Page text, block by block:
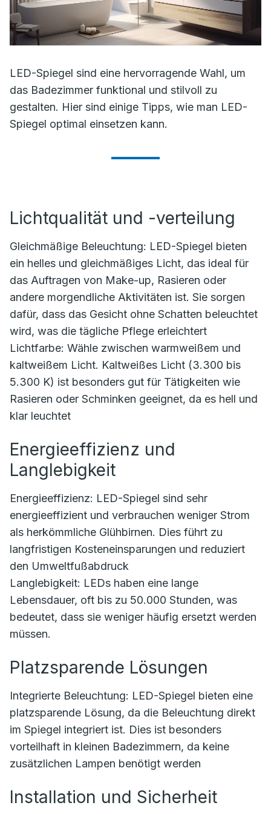
LED-Spiegel sind eine hervorragende Wahl, um
das Badezimmer funktional und stilvoll zu
gestalten. Hier sind einige Tipps, wie man LED-
Spiegel optimal einsetzen kann.
Lichtqualität und -verteilung
Gleichmäßige Beleuchtung: LED-Spiegel bieten
ein helles und gleichmäßiges Licht, das ideal für
das Auftragen von Make-up, Rasieren oder
andere morgendliche Aktivitäten ist. Sie sorgen
dafür, dass das Gesicht ohne Schatten beleuchtet
wird, was die tägliche Pflege erleichtert
Lichtfarbe: Wähle zwischen warmweißem und
kaltweißem Licht. Kaltweißes Licht (3.300 bis
5.300 K) ist besonders gut für Tätigkeiten wie
Rasieren oder Schminken geeignet, da es hell und
klar leuchtet
Energieeffizienz und
Langlebigkeit
Energieeffizienz: LED-Spiegel sind sehr
energieeffizient und verbrauchen weniger Strom
als herkömmliche Glühbirnen. Dies führt zu
langfristigen Kosteneinsparungen und reduziert
den Umweltfußabdruck
Langlebigkeit: LEDs haben eine lange
Lebensdauer, oft bis zu 50.000 Stunden, was
bedeutet, dass sie weniger häufig ersetzt werden
müssen.
Platzsparende Lösungen
Integrierte Beleuchtung: LED-Spiegel bieten eine
platzsparende Lösung, da die Beleuchtung direkt
im Spiegel integriert ist. Dies ist besonders
vorteilhaft in kleinen Badezimmern, da keine
zusätzlichen Lampen benötigt werden
Installation und Sicherheit